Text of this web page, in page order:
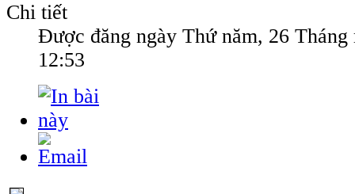
Chi tiết
Được đăng ngày Thứ năm, 26
12:53